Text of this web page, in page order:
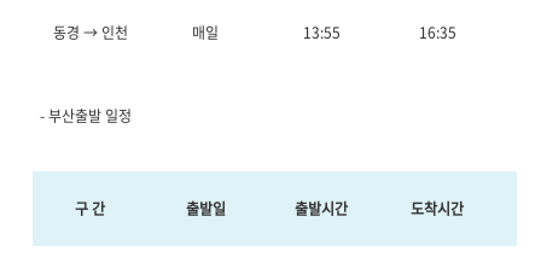
동경 → 인천 매일 13:55 16:35
- 부산출발 일정
구 간 출발일 출발시간 도착시간